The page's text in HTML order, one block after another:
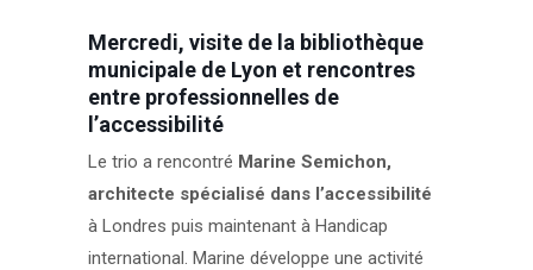
Mercredi, visite de la bibliothèque
municipale de Lyon et rencontres
entre professionnelles de
l’accessibilité
Le trio a rencontré Marine Semichon,
architecte spécialisé dans l’accessibilité
à Londres puis maintenant à Handicap
international. Marine développe une activité